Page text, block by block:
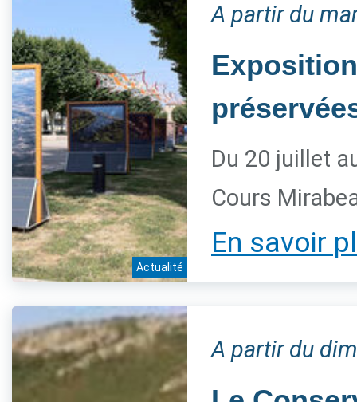
Actualité
A partir du
Du 20 juillet
Cours
En savoir
A partir du